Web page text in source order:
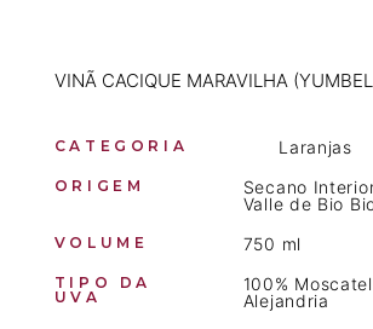
VINÃ CACIQUE MARAVILHA
CATEGORIA Laranjas
ORIGEM
Secano
Valle de Bio
VOLUME 750 ml
TIPO DA
UVA
100%
Alejandria